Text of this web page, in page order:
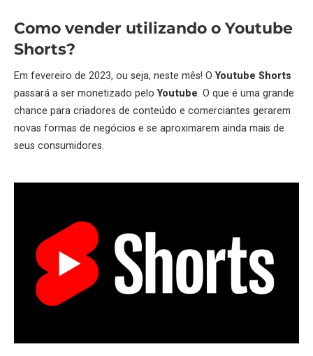
Como vender utilizando o Youtube
Shorts?
Em fevereiro de 2023, ou seja, neste mês! OYoutube Shorts
passará a ser monetizado peloYoutube. O que é uma grande
chance para criadores de conteúdo e comerciantes gerarem
novas formas de negócios e se aproximarem ainda mais de
seus consumidores.